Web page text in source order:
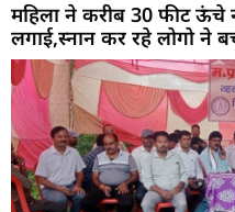
महिला ने करीब 30 फीट ऊंचे
लगाई,स्नान कर रहे लोगो ने